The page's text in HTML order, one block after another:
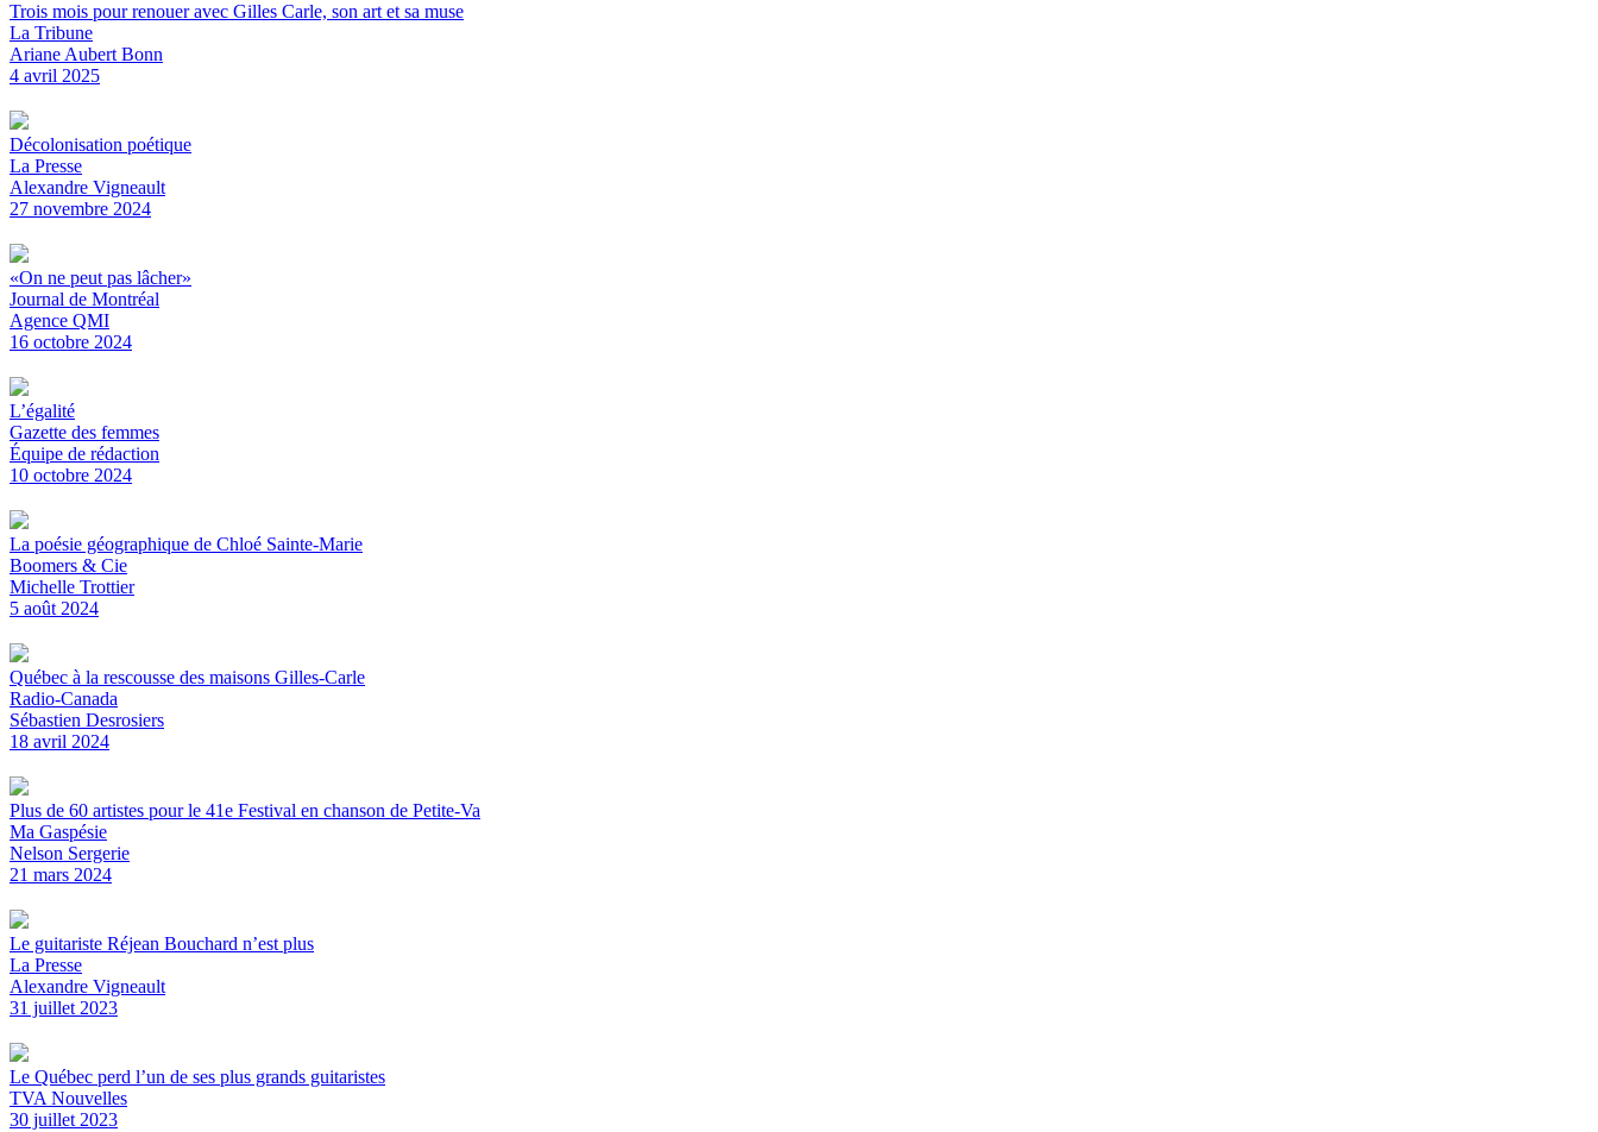
Trois mois pour renouer avec Gilles Carle, son art et sa muse
La Tribune
Ariane Aubert Bonn
4 avril 2025
Décolonisation poétique
La Presse
Alexandre Vigneault
27 novembre 2024
«On ne peut pas lâcher»
Journal de Montréal
Agence QMI
16 octobre 2024
L’égalité
Gazette des femmes
Équipe de rédaction
10 octobre 2024
La poésie géographique de Chloé Sainte-Marie
Boomers & Cie
Michelle Trottier
5 août 2024
Québec à la rescousse des maisons Gilles-Carle
Radio-Canada
Sébastien Desrosiers
18 avril 2024
Plus de 60 artistes pour le 41e Festival en chanson de Petite-Va
Ma Gaspésie
Nelson Sergerie
21 mars 2024
Le guitariste Réjean Bouchard n’est plus
La Presse
Alexandre Vigneault
31 juillet 2023
Le Québec perd l’un de ses plus grands guitaristes
TVA Nouvelles
30 juillet 2023